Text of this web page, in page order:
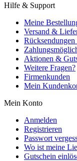
Hilfe & Support
Meine
Versand &
Aktionen &
Weitere Fragen?
Firmenkunden
Mein
Mein Konto
Anmelden
Registrieren
Passwort
Wo ist meine
Gutschein